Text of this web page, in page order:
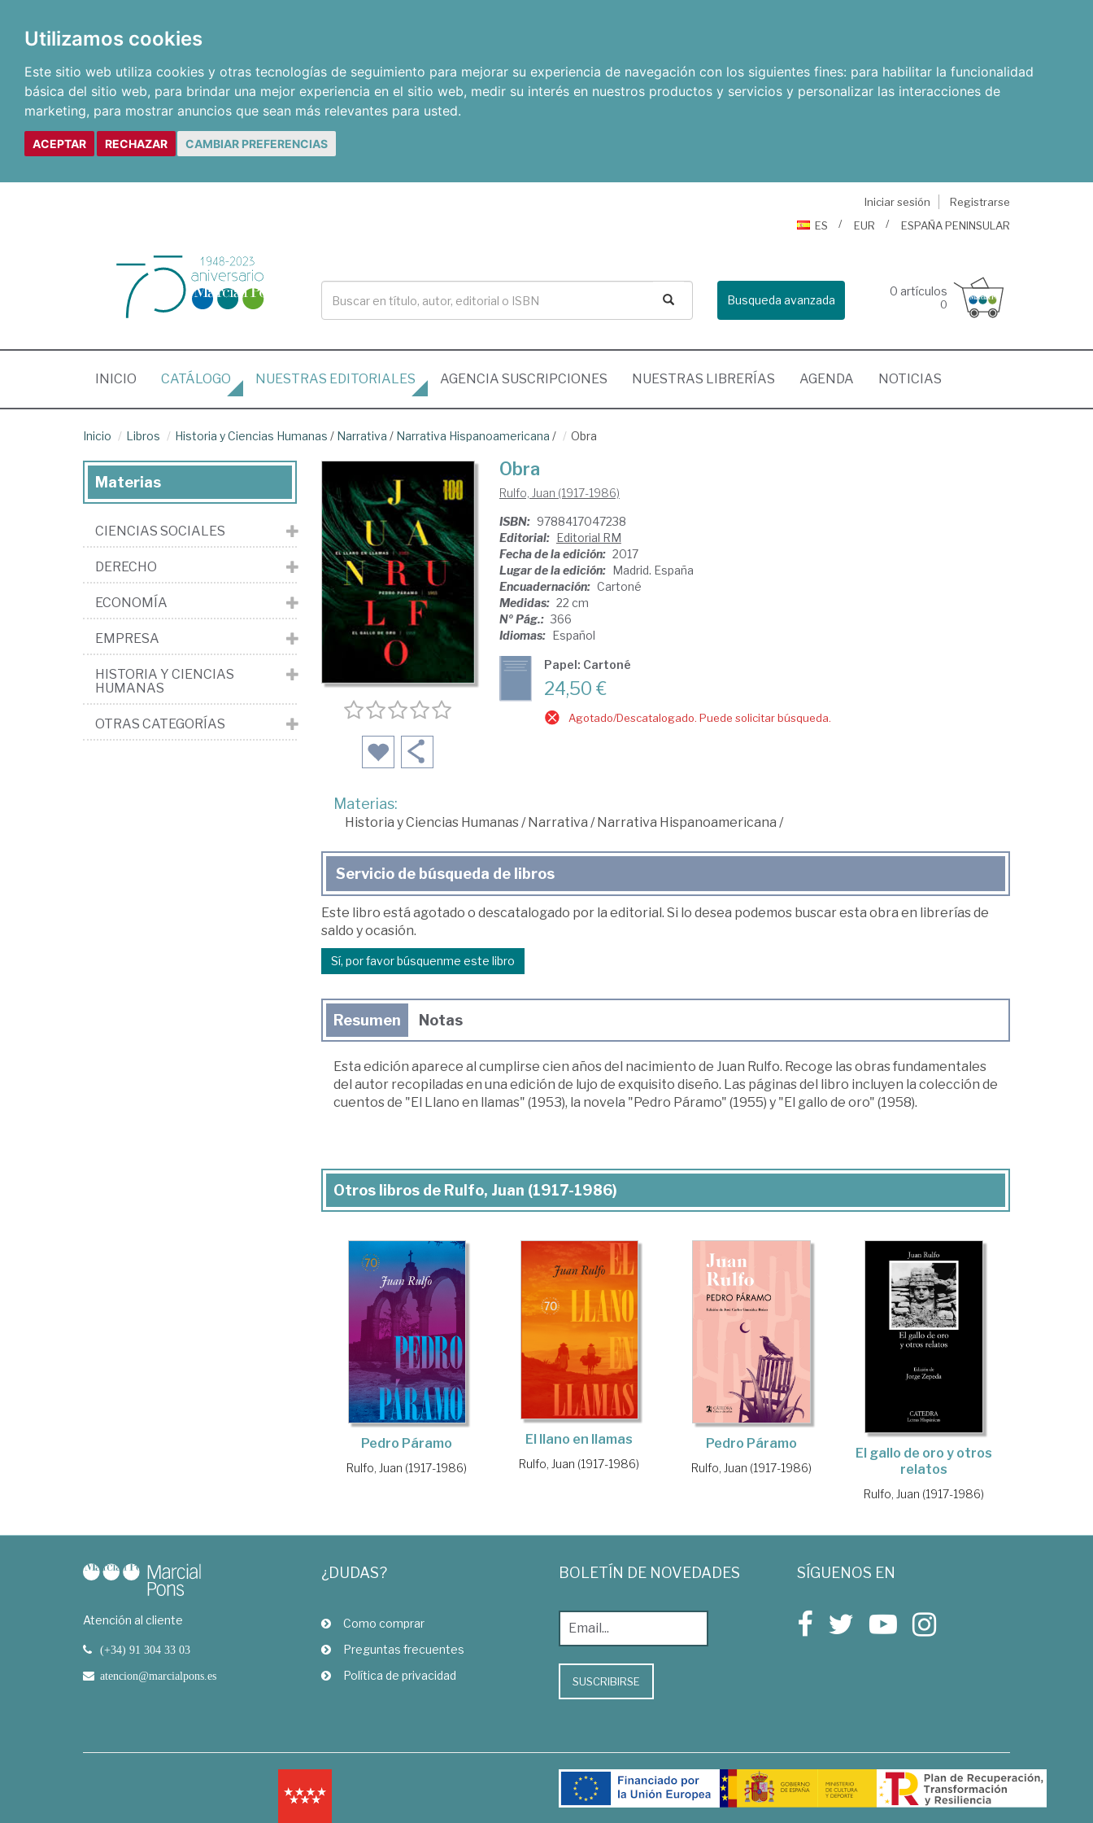
Utilizamos cookies
Este sitio web utiliza cookies y otras tecnologías de seguimiento para mejorar su experiencia de navegación con los siguientes fines: para habilitar la funcionalidad
básica del sitio web, para brindar una mejor experiencia en el sitio web, medir su interés en nuestros productos y servicios y personalizar las interacciones de
marketing, para mostrar anuncios que sean más relevantes para usted.
ACEPTAR RECHAZAR CAMBIAR PREFERENCIAS
Iniciar sesión
Registrarse
ES
EUR ESPAÑA PENINSULAR
Busqueda avanzada
0 artículos
0
INICIO (CURRENT)
CATÁLOGO NUESTRAS EDITORIALES AGENCIA SUSCRIPCIONES NUESTRAS LIBRERÍAS AGENDA NOTICIAS
Inicio Libros Historia y Ciencias Humanas / Narrativa / Narrativa Hispanoamericana / Obra
Obra
Rulfo, Juan (1917-1986)
ISBN: 9788417047238
Editorial: Editorial RM
Fecha de la edición: 2017
Lugar de la edición: Madrid. España
Encuadernación: Cartoné
Medidas: 22 cm
Nº Pág.: 366
Idiomas: Español
Papel: Cartoné
24,50 €
Agotado/Descatalogado. Puede solicitar búsqueda.
Materias:
Historia y Ciencias Humanas/Narrativa /Narrativa Hispanoamericana /
Servicio de búsqueda de libros
Este libro está agotado o descatalogado por la editorial. Si lo desea podemos buscar esta obra en librerías de
saldo y ocasión.
Sí, por favor búsquenme este libro
Resumen Notas
Esta edición aparece al cumplirse cien años del nacimiento de Juan Rulfo. Recoge las obras fundamentales
del autor recopiladas en una edición de lujo de exquisito diseño. Las páginas del libro incluyen la colección de
cuentos de "El Llano en llamas" (1953), la novela "Pedro Páramo" (1955) y "El gallo de oro" (1958).
Otros libros de Rulfo, Juan (1917-1986)
Pedro Páramo
Rulfo, Juan (1917-1986)
El llano en llamas
Rulfo, Juan (1917-1986)
Pedro Páramo
Rulfo, Juan (1917-1986)
El gallo de oro y otros
relatos
Rulfo, Juan (1917-1986)
Materias
CIENCIAS SOCIALES
DERECHO
ECONOMÍA
EMPRESA
HISTORIA Y CIENCIAS
HUMANAS
OTRAS CATEGORÍAS
Atención al cliente
(+34) 91 304 33 03
atencion@marcialpons.es
¿DUDAS?
Como comprar
Preguntas frecuentes
Política de privacidad
BOLETÍN DE NOVEDADES
SUSCRIBIRSE
SÍGUENOS EN